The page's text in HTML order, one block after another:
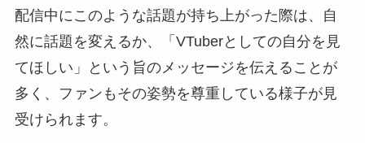
配信中にこのような話題が持ち上がった際は、自
然に話題を変えるか、「VTuberとしての自分を見
てほしい」という旨のメッセージを伝えることが
多く、ファンもその姿勢を尊重している様子が見
受けられます。